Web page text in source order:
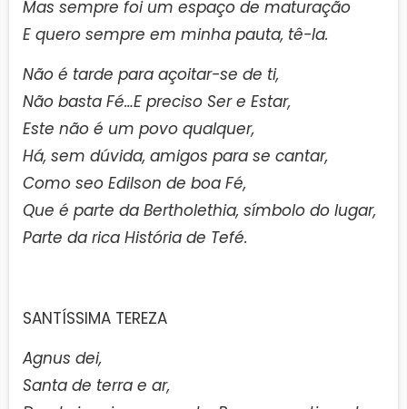
Mas sempre foi um espaço de maturação
E quero sempre em minha pauta, tê-la.
Não é tarde para açoitar-se de ti,
Não basta Fé…E preciso Ser e Estar,
Este não é um povo qualquer,
Há, sem dúvida, amigos para se cantar,
Como seo Edilson de boa Fé,
Que é parte da Bertholethia, símbolo do lugar,
Parte da rica História de Tefé.
SANTÍSSIMA TEREZA
Agnus dei,
Santa de terra e ar,